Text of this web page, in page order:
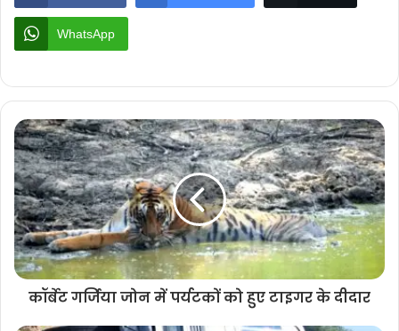
WhatsApp
कॉर्बेट गर्जिया जोन में पर्यटकों को हुए टाइगर के दीदार